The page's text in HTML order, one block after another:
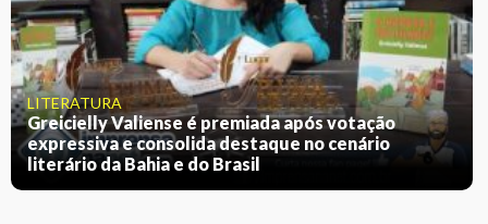
LITERATURA
Greicielly Valiense é premiada após votação
expressiva e consolida destaque no cenário
literário da Bahia e do Brasil